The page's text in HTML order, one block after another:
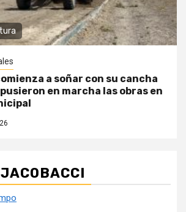
a soñar con su cancha
en marcha las obras en